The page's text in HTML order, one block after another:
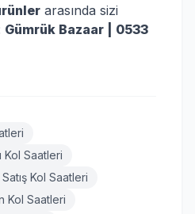
arasında sizi
Gümrük Bazaar | 0533
Kol Saatleri
Kol Saatleri
Kol Saatleri